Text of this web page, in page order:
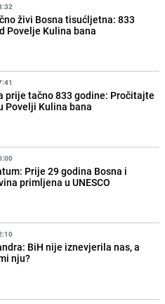
živi Bosna tisućljetna: 833
Povelje Kulina bana
prije tačno 833 godine: Pročitajte
Povelji Kulina bana
Prije 29 godina Bosna i
primljena u UNESCO
BiH nije iznevjerila nas, a
nju?